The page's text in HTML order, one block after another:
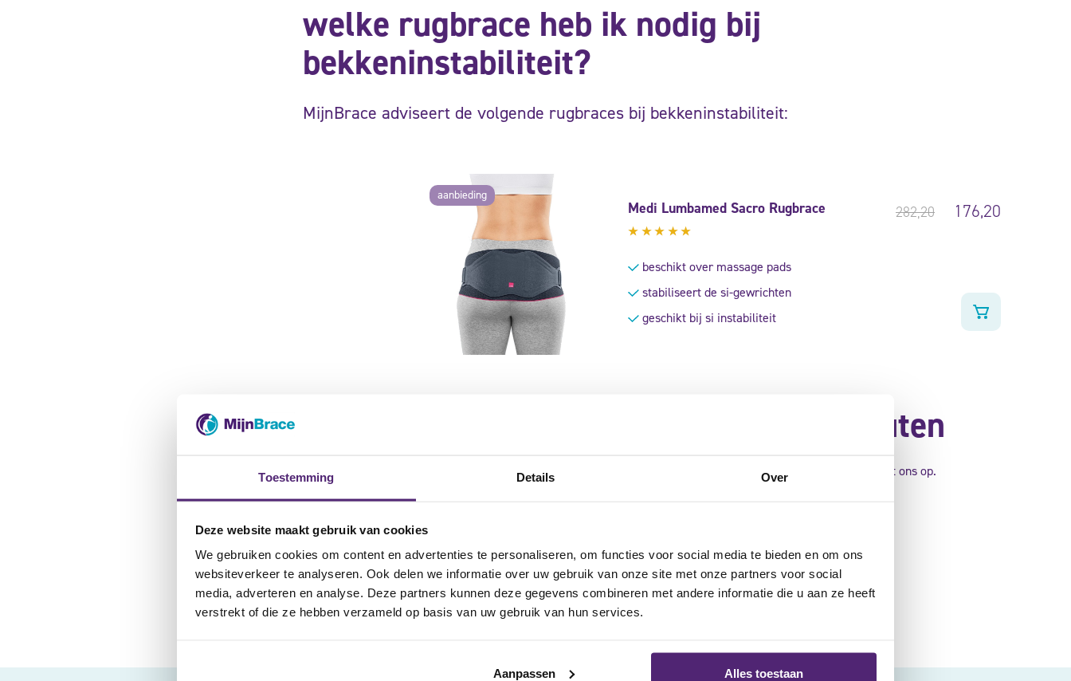
Toestemming Details Over
Deze website maakt gebruik van cookies
We gebruiken cookies om content en advertenties te personaliseren, om functies voor social media te bieden en om ons
websiteverkeer te analyseren. Ook delen we informatie over uw gebruik van onze site met onze partners voor social
media, adverteren en analyse. Deze partners kunnen deze gegevens combineren met andere informatie die u aan ze heeft
verstrekt of die ze hebben verzameld op basis van uw gebruik van hun services.
Aanpassen Alles toestaan
welke rugbrace heb ik nodig bij
bekkeninstabiliteit?
MijnBrace adviseert de volgende rugbraces bij bekkeninstabiliteit:
aanbieding
Medi Lumbamed Sacro Rugbrace 282,20 176,20
5.00 uit
5 beschikt over massage pads
stabiliseert de si-gewrichten
geschikt bij si instabiliteit
vrijblijvend advies van onze fysiotherapeuten
Heeft u een vraag over onze rugbraces of wilt u een advies van onze fysiotherapeuten? Neem dan gratis met ons op.